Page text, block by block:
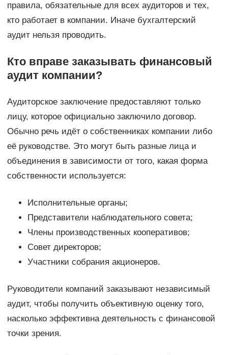
правила, обязательные для всех аудиторов и тех,
кто работает в компании. Иначе бухгалтерский
аудит нельзя проводить.
Кто вправе заказывать финансовый
аудит компании?
Аудиторское заключение предоставляют только
лицу, которое официально заключило договор.
Обычно речь идёт о собственниках компании либо
её руководстве. Это могут быть разные лица и
объединения в зависимости от того, какая форма
собственности используется:
Исполнительные органы;
Представители наблюдательного совета;
Члены производственных кооперативов;
Совет директоров;
Участники собрания акционеров.
Руководители компаний заказывают независимый
аудит, чтобы получить объективную оценку того,
насколько эффективна деятельность с финансовой
точки зрения.